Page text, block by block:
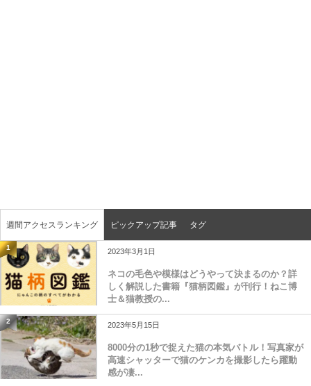
週間アクセスランキング ピックアップ記事 タグ
1 2023年3月1日
ネコの毛色や模様はどうやって決まるのか？詳
しく解説した書籍『猫柄図鑑』が刊行！ねこ博
士＆猫教授の...
2 2023年5月15日
8000分の1秒で捉えた猫の本気バトル！写真家が
高速シャッターで猫のケンカを撮影したら躍動
感が凄...